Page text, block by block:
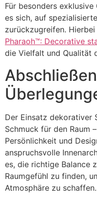
Für besonders
es sich, auf
zurückzugreifen.
Pharaoh™: Decorative
die Vielfalt und Qualität
Der Einsatz dekorativer
Schmuck für den Raum
Persönlichkeit und
anspruchsvolle
es, die richtige Balance
Raumgefühl zu finden,
Atmosphäre zu schaffen.